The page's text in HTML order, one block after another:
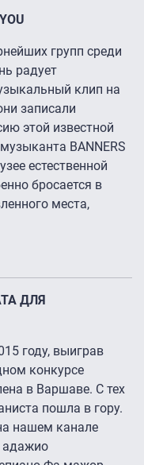
групп среди
радует
клип на
записали
этой известной
BANNERS
естественной
бросается в
места,
ДЛЯ
году, выиграв
конкурсе
в Варшаве. С тех
пошла в гору.
нашем канале
адажио